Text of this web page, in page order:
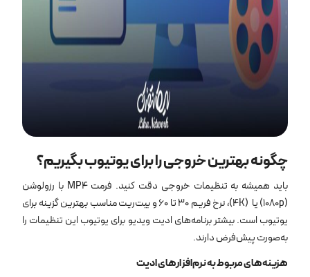
چگونه بهترین خروجی را برای یوتیوب بگیریم؟
باید همیشه به تنظیمات خروجی دقت کنید. فرمت MP4 با رزولوشن
(1080p) یا (4K)، نرخ فریم 30 تا 60 و بیت‌ریت مناسب بهترین گزینه برای
یوتیوب است. بیشتر برنامه‌های ادیت ویدیو برای یوتیوب این تنظیمات را
به‌صورت پیش‌فرض دارند.
هزینه‌های مربوط به نرم‌افزارهای ادیت